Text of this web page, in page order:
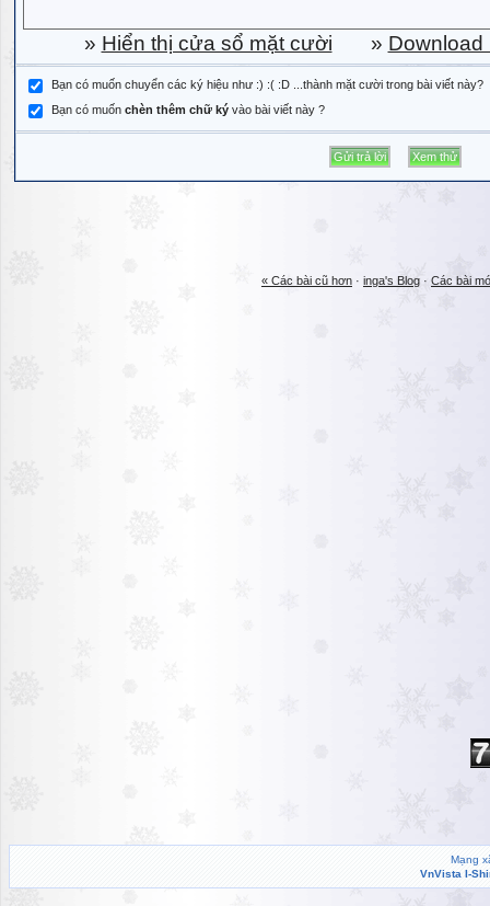
» Hiển thị cửa sổ mặt cười » Download
Bạn có muốn chuyển các ký hiệu như :) :( :D ...thành mặt cười trong bài viết này?
Bạn có muốn chèn thêm chữ ký vào bài viết này ?
« Các bài cũ hơn · inga's Blog · Các bài
Mạng
VnVista I-